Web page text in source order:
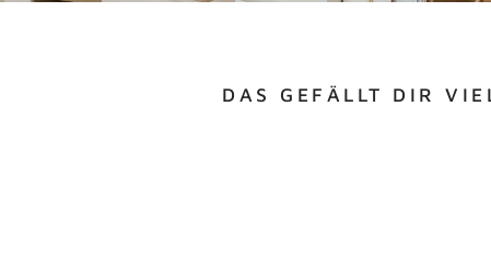
DAS GEFÄLLT DIR